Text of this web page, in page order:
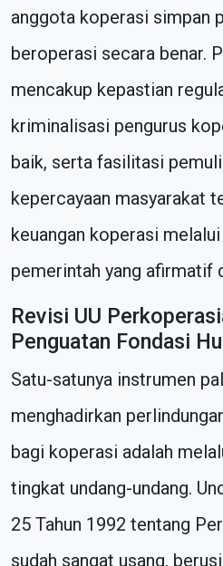
anggota koperasi simpan
beroperasi secara benar.
mencakup kepastian
kriminalisasi pengurus
baik, serta fasilitasi
kepercayaan masyarakat
keuangan koperasi
pemerintah yang afirmatif
Revisi UU
Penguatan Fondasi
Satu-satunya instrumen
menghadirkan
bagi koperasi adalah
tingkat undang-undang.
25 Tahun 1992 tentang
sudah sangat usang,